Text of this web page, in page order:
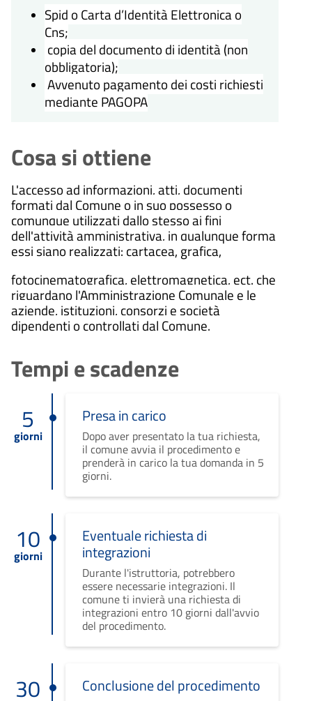
Spid o Carta d’Identità Elettronica o
Cns;
copia del documento di identità (non
obbligatoria);
Avvenuto pagamento dei costi richiesti
mediante PAGOPA
Cosa si ottiene
L'accesso ad informazioni, atti, documenti
formati dal Comune o in suo possesso o
comunque utilizzati dallo stesso ai fini
dell'attività amministrativa, in qualunque forma
essi siano realizzati: cartacea, grafica,
fotocinematografica, elettromagnetica, ect. che
riguardano l'Amministrazione Comunale e le
aziende, istituzioni, consorzi e società
dipendenti o controllati dal Comune.
Tempi e scadenze
5
giorni
Presa in carico
Dopo aver presentato la tua richiesta,
il comune avvia il procedimento e
prenderà in carico la tua domanda in 5
giorni.
10
giorni
Eventuale richiesta di
integrazioni
Durante l'istruttoria, potrebbero
essere necessarie integrazioni. Il
comune ti invierà una richiesta di
integrazioni entro 10 giorni dall'avvio
del procedimento.
30 Conclusione del procedimento